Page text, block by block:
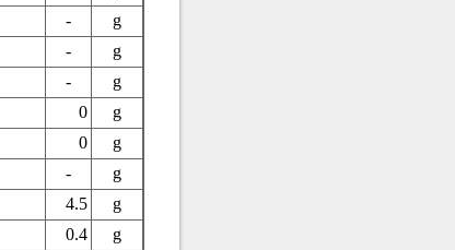
-
g
-
g
-
g
0
g
0
g
-
g
4.5
g
0.4
g